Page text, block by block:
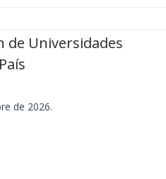
de Universidades
de 2026.